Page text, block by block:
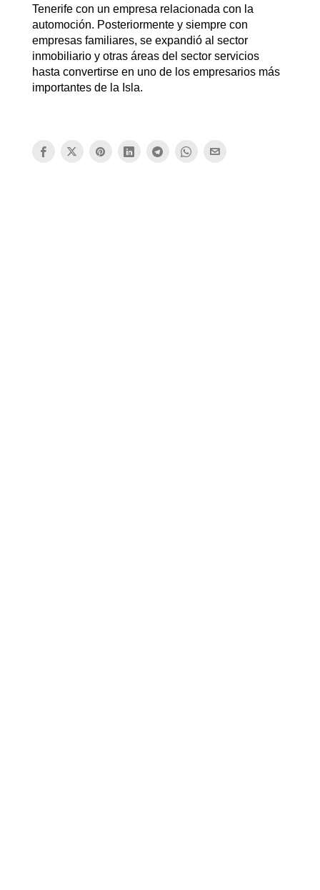
Tenerife con un empresa relacionada con la
automoción. Posteriormente y siempre con
empresas familiares, se expandió al sector
inmobiliario y otras áreas del sector servicios
hasta convertirse en uno de los empresarios más
importantes de la Isla.